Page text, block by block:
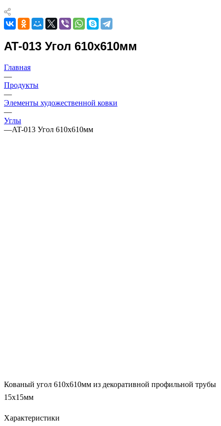
AT-013 Угол 610х610мм
Главная
—
Продукты
—
Элементы художественной ковки
—
Углы
—AT-013 Угол 610х610мм
Кованый угол 610х610мм из декоративной профильной трубы
15х15мм
Характеристики